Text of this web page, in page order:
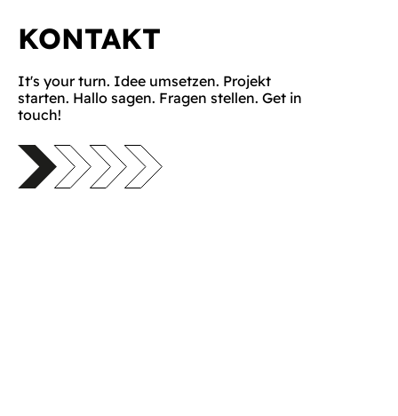
KONTAKT
It's your turn. Idee umsetzen. Projekt
starten. Hallo sagen. Fragen stellen. Get in
touch!